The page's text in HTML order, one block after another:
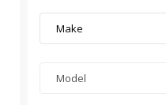
Make
Model